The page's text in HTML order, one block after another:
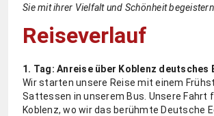
Sie mit ihrer Vielfalt und Schönheit begeistern.
Reiseverlauf
1. Tag: Anreise über Koblenz deutsches
Wir starten unsere Reise mit einem
Sattessen in unserem Bus. Unsere Fahrt
Koblenz, wo wir das berühmte Deutsche